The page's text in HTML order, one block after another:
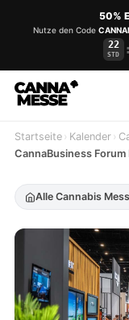
50%
Nutze den Code
22
STD :
Startseite › Kalender ›
CannaBusiness
Alle Cannabis